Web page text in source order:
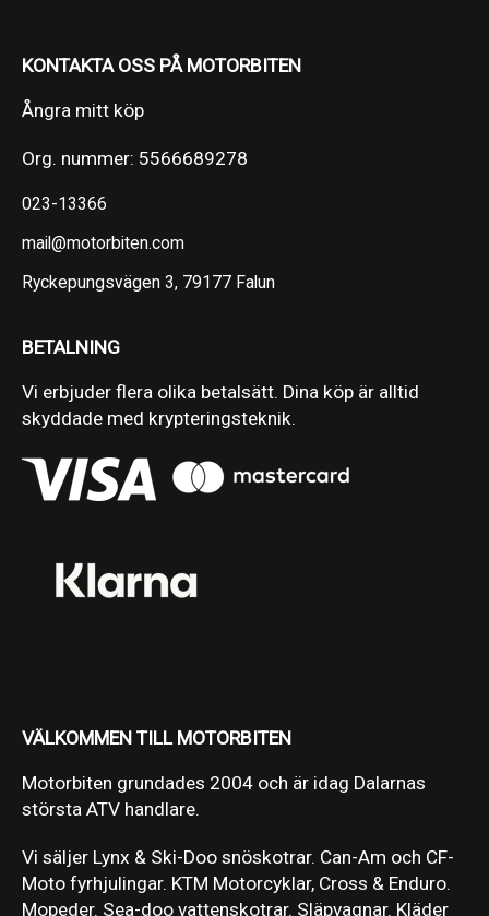
KONTAKTA OSS PÅ MOTORBITEN
Ångra mitt köp
Org. nummer: 5566689278
023-13366
mail@motorbiten.com
Ryckepungsvägen 3, 79177 Falun
BETALNING
Vi erbjuder flera olika betalsätt. Dina köp är alltid
skyddade med krypteringsteknik.
VÄLKOMMEN TILL MOTORBITEN
Motorbiten grundades 2004 och är idag Dalarnas
största ATV handlare.
Vi säljer Lynx & Ski-Doo snöskotrar. Can-Am och CF-
Moto fyrhjulingar. KTM Motorcyklar, Cross & Enduro.
Mopeder. Sea-doo vattenskotrar. Släpvagnar. Kläder